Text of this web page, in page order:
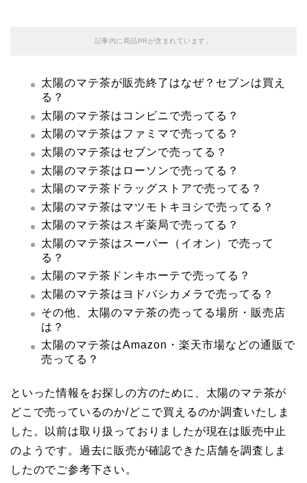
記事内に商品PRが含まれています。
太陽のマテ茶が販売終了はなぜ？セブンは買え
る？
太陽のマテ茶はコンビニで売ってる？
太陽のマテ茶はファミマで売ってる？
太陽のマテ茶はセブンで売ってる？
太陽のマテ茶はローソンで売ってる？
太陽のマテ茶ドラッグストアで売ってる？
太陽のマテ茶はマツモトキヨシで売ってる？
太陽のマテ茶はスギ薬局で売ってる？
太陽のマテ茶はスーパー（イオン）で売って
る？
太陽のマテ茶ドンキホーテで売ってる？
太陽のマテ茶はヨドバシカメラで売ってる？
その他、太陽のマテ茶の売ってる場所・販売店
は？
太陽のマテ茶はAmazon・楽天市場などの通販で
売ってる？
といった情報をお探しの方のために、太陽のマテ茶が
どこで売っているのか/どこで買えるのか調査いたしま
した。以前は取り扱っておりましたが現在は販売中止
のようです。過去に販売が確認できた店舗を調査しま
したのでご参考下さい。